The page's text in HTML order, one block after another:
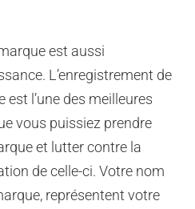
est aussi
L’enregistrement de
l’une des meilleures
vous puissiez prendre
et lutter contre la
de celle-ci. Votre nom
représentent votre